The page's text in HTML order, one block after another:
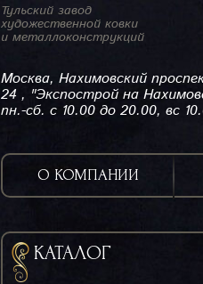
Тульский завод
художественной ковки
и металлоконструкций
Москва, Нахимовский
24 , "Экспострой на
пн.-сб. с 10.00 до 20.00, вс
О КОМПАНИИ
КАТАЛОГ